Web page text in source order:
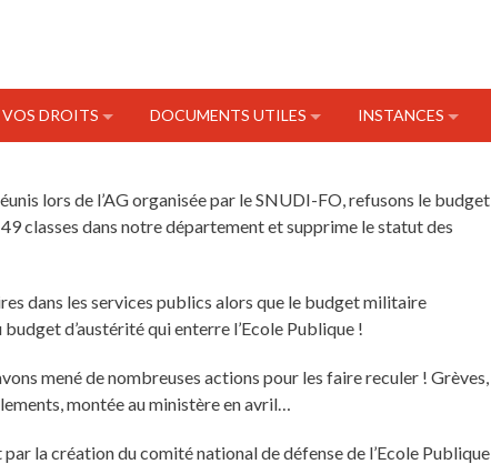
VOS DROITS DOCUMENTS UTILES INSTANCES
lors de l’AG organisée par le SNUDI-FO, refusons le budget
classes dans notre département et supprime le statut des
dans les services publics alors que le budget militaire
d’austérité qui enterre l’Ecole Publique !
mené de nombreuses actions pour les faire reculer ! Grèves,
montée au ministère en avril…
la création du comité national de défense de l’Ecole Publique